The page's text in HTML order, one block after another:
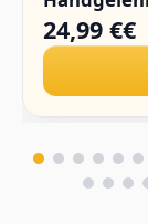
24,99 €€